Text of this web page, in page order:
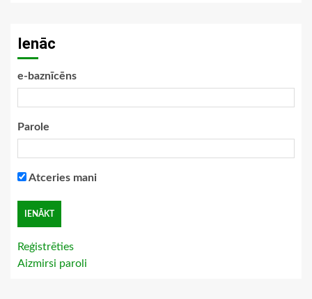
Ienāc
e-baznīcēns
Parole
Atceries mani
Reģistrēties
Aizmirsi paroli